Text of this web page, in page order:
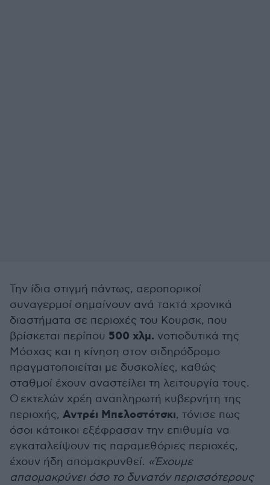
Την ίδια στιγμή πάντως, αεροπορικοί
συναγερμοί σημαίνουν ανά τακτά χρονικά
διαστήματα σε περιοχές του Κουρσκ, που
βρίσκεται περίπου 500 χλμ. νοτιοδυτικά της
Μόσχας και η κίνηση στον σιδηρόδρομο
πραγματοποιείται με δυσκολίες, καθώς
σταθμοί έχουν αναστείλει τη λειτουργία τους.
Ο εκτελών χρέη αναπληρωτή κυβερνήτη της
περιοχής, Αντρέι Μπελοστότσκι, τόνισε πως
όσοι κάτοικοι εξέφρασαν την επιθυμία να
εγκαταλείψουν τις παραμεθόριες περιοχές,
έχουν ήδη απομακρυνθεί. «Έχουμε
απαομακρύνει όσο το δυνατόν περισσότερους